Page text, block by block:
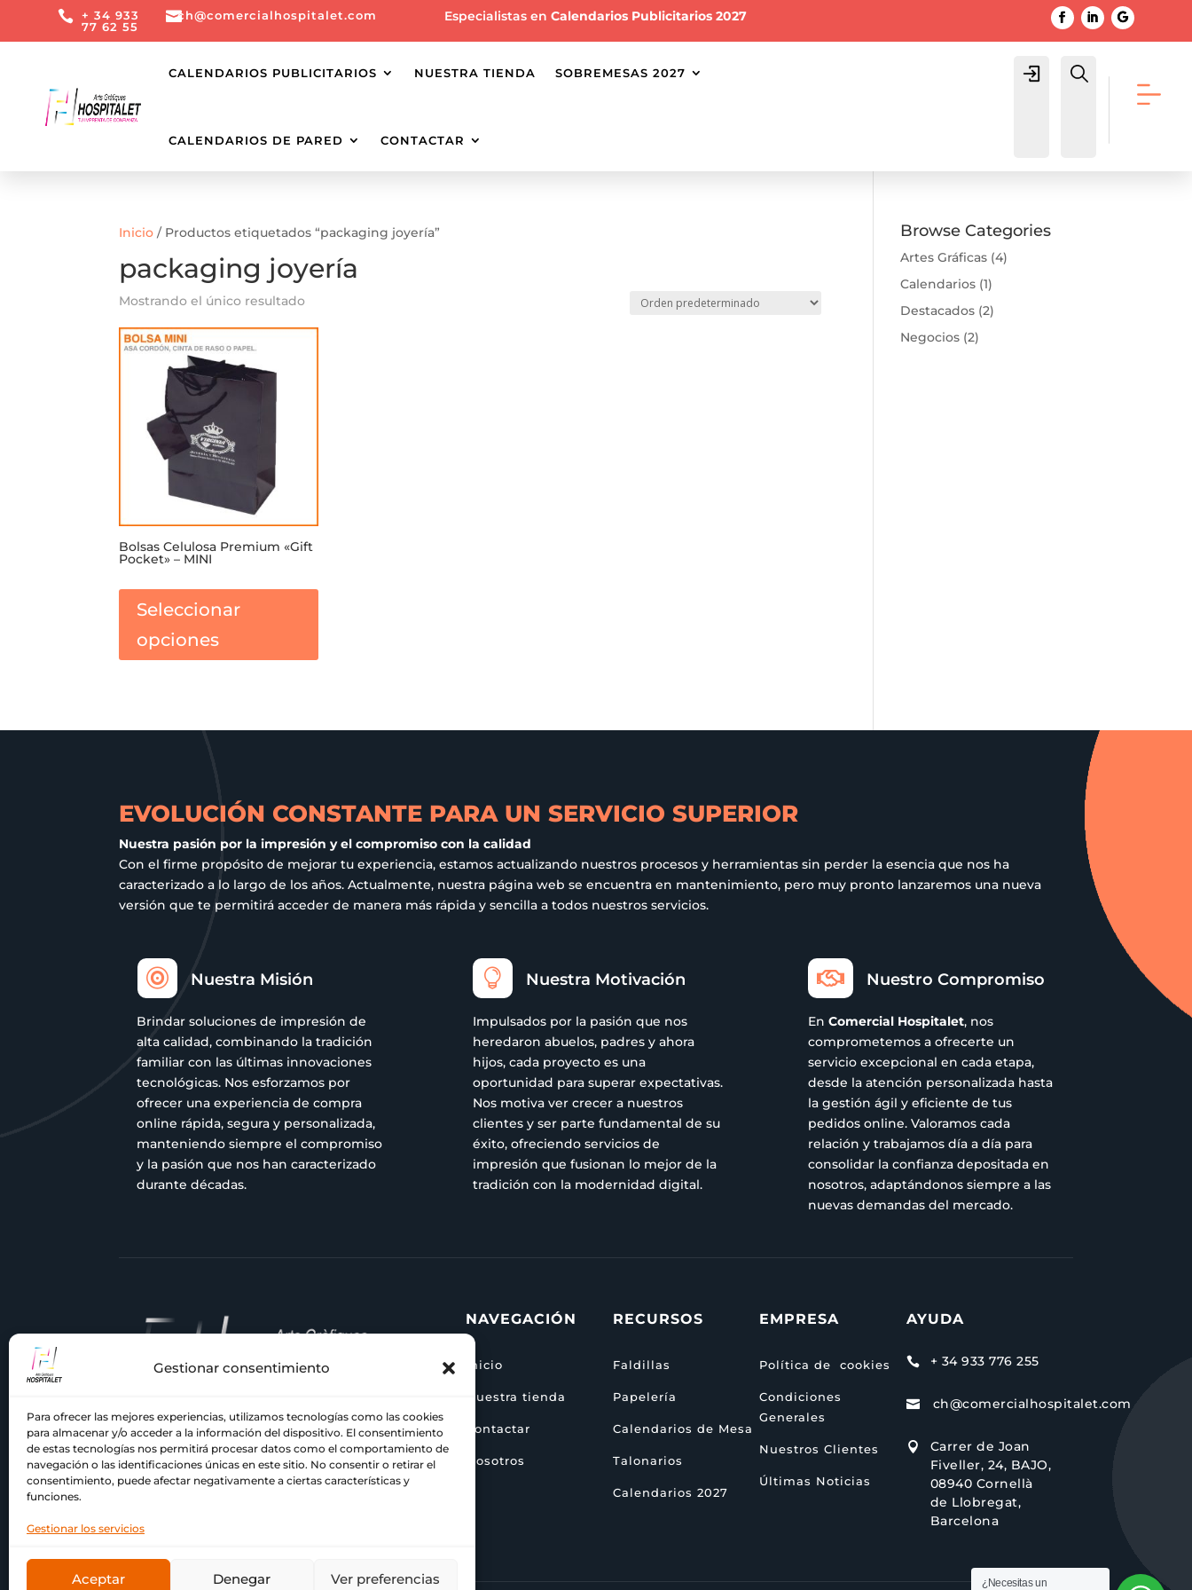
Gestionar consentimiento
Para ofrecer las mejores experiencias, utilizamos tecnologías como las cookies
para almacenar y/o acceder a la información del dispositivo. El consentimiento
de estas tecnologías nos permitirá procesar datos como el comportamiento de
navegación o las identificaciones únicas en este sitio. No consentir o retirar el
consentimiento, puede afectar negativamente a ciertas características y
funciones.
Gestionar los servicios
Aceptar Denegar Ver preferencias
 + 34 933
77 62 55
ch@comercialhospitalet.com Especialistas enCalendarios Publicitarios 2027
CALENDARIOS PUBLICITARIOS NUESTRA TIENDA SOBREMESAS 2027
CALENDARIOS DE PARED CONTACTAR
Login Buscar
Inicio / Productos etiquetados “packaging joyería”
packaging joyería
Mostrando el único resultado
Bolsas Celulosa Premium «Gift
Pocket» – MINI
Seleccionar
opciones
variantes.
la
página
de
producto
Browse Categories
Artes Gráficas (4)
Calendarios (1)
Destacados (2)
Negocios (2)
EVOLUCIÓN CONSTANTE PARA UN SERVICIO SUPERIOR
Nuestra pasión por la impresión y el compromiso con la calidad
Con el firme propósito de mejorar tu experiencia, estamos actualizando nuestros procesos y herramientas sin perder la esencia que nos ha
caracterizado a lo largo de los años. Actualmente, nuestra página web se encuentra en mantenimiento, pero muy pronto lanzaremos una nueva
versión que te permitirá acceder de manera más rápida y sencilla a todos nuestros servicios.
 Nuestra Misión
Brindar soluciones de impresión de
alta calidad, combinando la tradición
familiar con las últimas innovaciones
tecnológicas. Nos esforzamos por
ofrecer una experiencia de compra
online rápida, segura y personalizada,
manteniendo siempre el compromiso
y la pasión que nos han caracterizado
durante décadas.
 Nuestra Motivación
Impulsados por la pasión que nos
heredaron abuelos, padres y ahora
hijos, cada proyecto es una
oportunidad para superar expectativas.
Nos motiva ver crecer a nuestros
clientes y ser parte fundamental de su
éxito, ofreciendo servicios de
impresión que fusionan lo mejor de la
tradición con la modernidad digital.
 Nuestro Compromiso
En Comercial Hospitalet, nos
comprometemos a ofrecerte un
servicio excepcional en cada etapa,
desde la atención personalizada hasta
la gestión ágil y eficiente de tus
pedidos online. Valoramos cada
relación y trabajamos día a día para
consolidar la confianza depositada en
nosotros, adaptándonos siempre a las
nuevas demandas del mercado.
EnComercial Hospitalet, llevamos
décadas siendo tu imprenta de confianza
en el Barcelonés y el Baix Llobregat.
Nuestra pasión por la impresión y el
acompañado a lo largo de los años.
NAVEGACIÓN
Inicio
Nuestra tienda
Contactar
Nosotros
RECURSOS
Faldillas
Papelería
Calendarios de Mesa
Talonarios
Calendarios 2027
EMPRESA
Política de cookies
Condiciones
Generales
Nuestros Clientes
Últimas Noticias
AYUDA
 + 34 933 776 255
 ch@comercialhospitalet.com

Carrer de Joan
Fiveller, 24, BAJO,
08940 Cornellà
de Llobregat,
Barcelona
¿Necesitas un